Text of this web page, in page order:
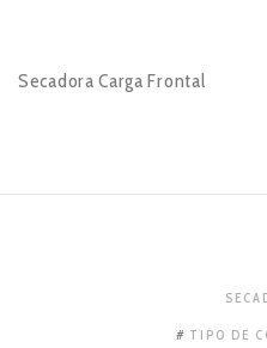
Secadora Carga Frontal
TIPO DE